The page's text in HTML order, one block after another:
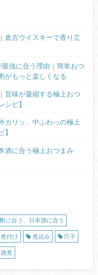
倉吉ウイスキーで香り立
強に合う理由｜簡単おつ
がもっと楽しくなる
旨味が凝縮する極上おつ
シピ】
カリッ、中ふわっの極上
酒に合う極上おつまみ
に合う、日本酒に合う
煮付け 煮込み 穴子
酒煮